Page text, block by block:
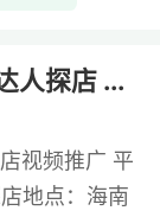
人探店 ...
视频推广 平
地点：海南